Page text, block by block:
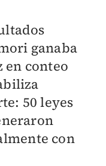
ganaba
en conteo
50 leyes
con